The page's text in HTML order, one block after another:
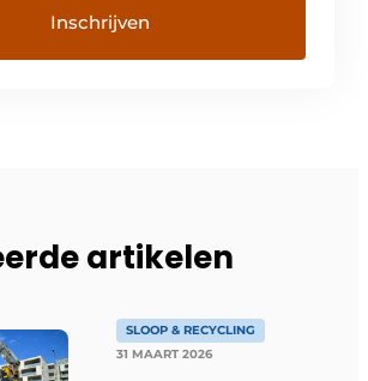
artikelen
SLOOP & RECYCLING
31 MAART 2026